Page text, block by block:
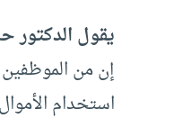
يقول الدكتور
إن من الموظفين
استخدام